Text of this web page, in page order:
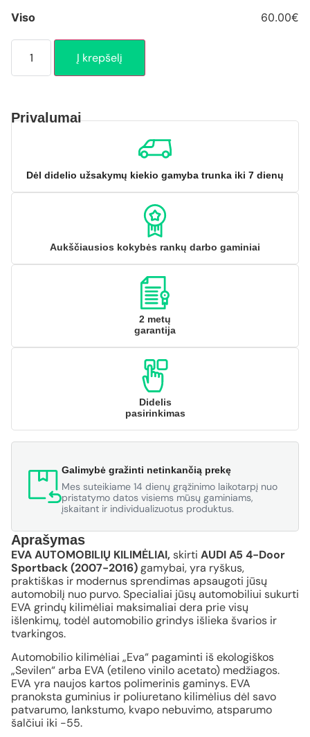
Viso 60.00€
Į krepšelį
Privalumai
Dėl didelio užsakymų kiekio gamyba trunka iki 7 dienų
Aukščiausios kokybės rankų darbo gaminiai
2 metų
garantija
Didelis
pasirinkimas
Galimybė gražinti netinkančią prekę
Mes suteikiame 14 dienų grąžinimo laikotarpį nuo
pristatymo datos visiems mūsų gaminiams,
įskaitant ir individualizuotus produktus.
Aprašymas
EVA AUTOMOBILIŲ KILIMĖLIAI, skirti AUDI A5 4-Door
Sportback (2007-2016)gamybai, yra ryškus,
praktiškas ir modernus sprendimas apsaugoti jūsų
automobilį nuo purvo. Specialiai jūsų automobiliui sukurti
EVA grindų kilimėliai maksimaliai dera prie visų
išlenkimų, todėl automobilio grindys išlieka švarios ir
tvarkingos.
Automobilio kilimėliai „Eva“ pagaminti iš ekologiškos
„Sevilen“ arba EVA (etileno vinilo acetato) medžiagos.
EVA yra naujos kartos polimerinis gaminys. EVA
pranoksta guminius ir poliuretano kilimėlius dėl savo
patvarumo, lankstumo, kvapo nebuvimo, atsparumo
šalčiui iki -55.